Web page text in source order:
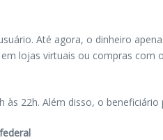
Até agora, o dinheiro
lojas virtuais ou compras com
às 22h. Além disso, o